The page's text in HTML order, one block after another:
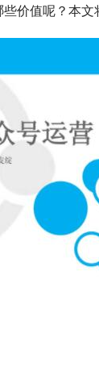
价值呢？本文